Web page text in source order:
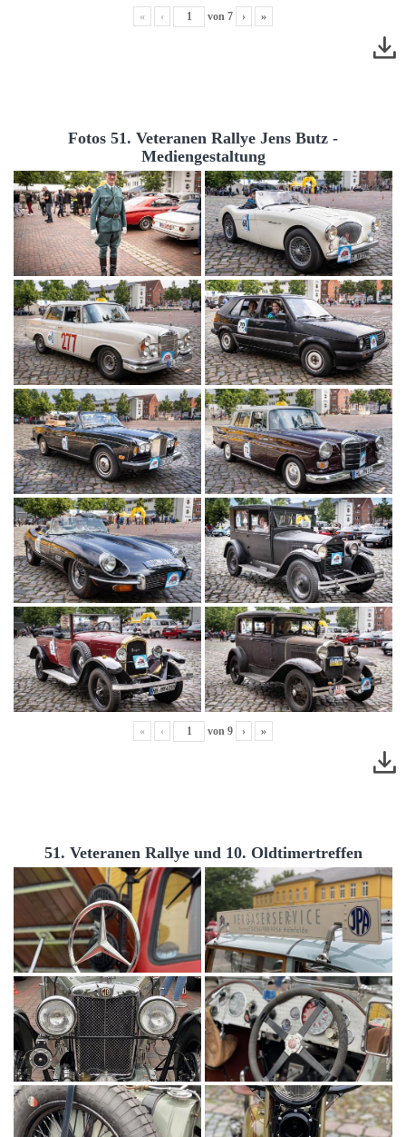
« ‹ von 7 › »
Fotos 51. Veteranen Rallye Jens Butz -
Mediengestaltung
« ‹ von 9 › »
51. Veteranen Rallye und 10. Oldtimertreffen